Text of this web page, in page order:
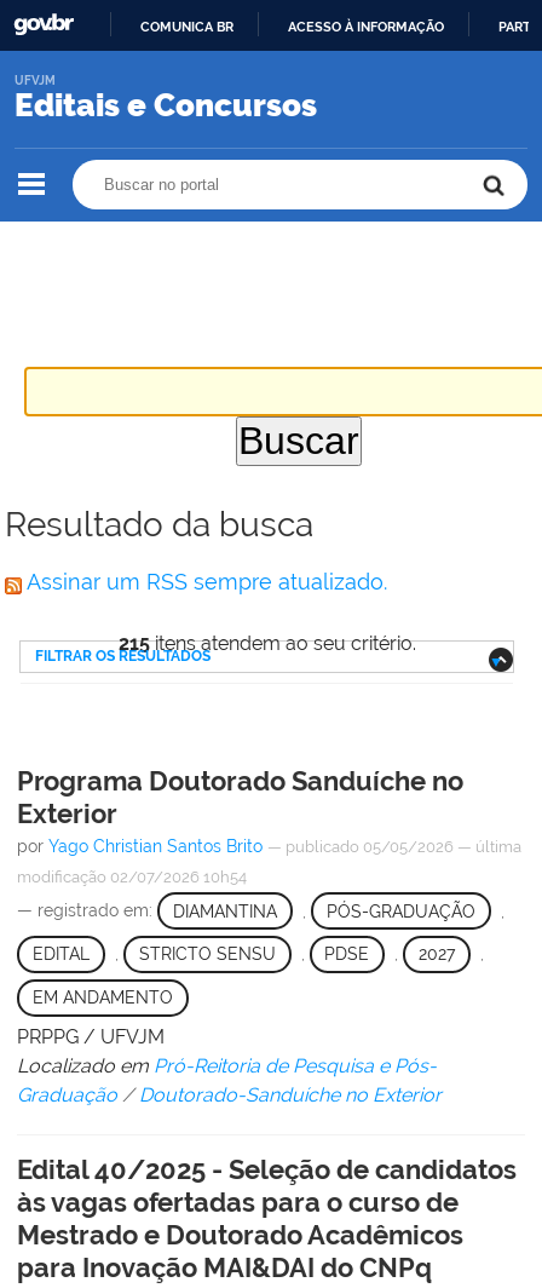
O
COMUNICA BR ACESSO À INFORMAÇÃO
Editais e Concursos
UFVJM
Resultado da busca
Assinar um RSS sempre atualizado.
215itens atendem ao seu critério.
FILTRAR OS RESULTADOS
Programa Doutorado Sanduíche no
Exterior
por Yago Christian Santos Brito — publicado 05/05/2026 — última
modificação 02/07/2026 10h54
— registrado em: DIAMANTINA PÓS-GRADUAÇÃO
EDITAL , STRICTO SENSU , PDSE , 2027 ,
EM ANDAMENTO
PRPPG / UFVJM
Localizado em Pró-Reitoria de Pesquisa e Pós-
Graduação /Doutorado-Sanduíche no Exterior
Edital 40/2025 - Seleção de candidatos
às vagas ofertadas para o curso de
Mestrado e Doutorado Acadêmicos
para Inovação MAI&DAI do CNPq